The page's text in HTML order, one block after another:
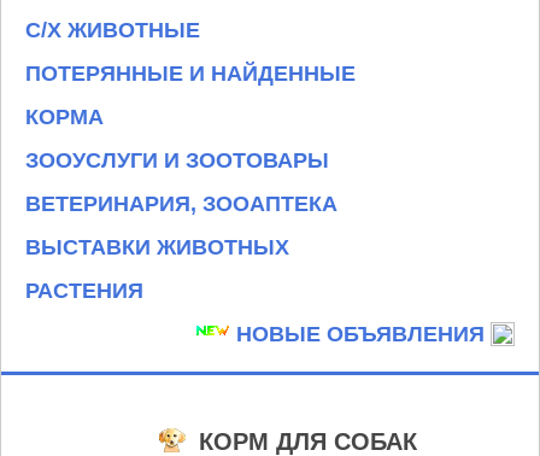
С/Х ЖИВОТНЫЕ
ПОТЕРЯННЫЕ И НАЙДЕННЫЕ
КОРМА
ЗООУСЛУГИ И ЗООТОВАРЫ
ВЕТЕРИНАРИЯ, ЗООАПТЕКА
ВЫСТАВКИ ЖИВОТНЫХ
РАСТЕНИЯ
НОВЫЕ ОБЪЯВЛЕНИЯ
КОРМ ДЛЯ СОБАК